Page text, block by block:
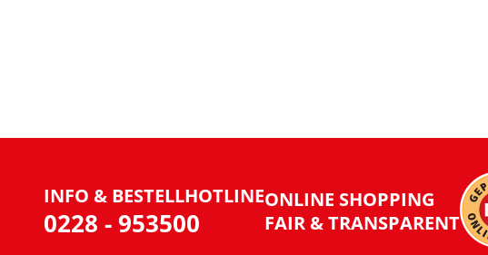
INFO & BESTELLHOTLINE
0228 - 953500
ONLINE SHOPPING
FAIR & TRANSPARENT